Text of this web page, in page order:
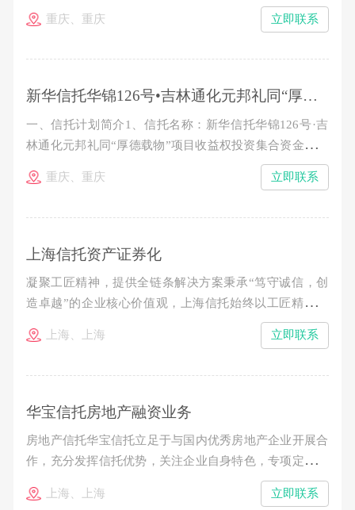
产品期限：1.5年。3、信托规模：4.99亿元，分期发行。
4、预期年收益率：类型 认购金额 期限 预期收益率 信
重庆、重庆 立即联系
新华信托华锦126号•吉林通化元邦礼同“厚德载物”项目收益权投资集合资金信托计划（第三期）推介公告
一、信托计划简介1、信托名称：新华信托华锦126号·吉
林通化元邦礼同“厚德载物”项目收益权投资集合资金信托
计划2、存续期限：从成立日起至2015年11月7日止。3、
本期信托规模：不超过8557万元。4、预期年收益率：
收
重庆、重庆 立即联系
上海信托资产证券化
凝聚工匠精神，提供全链条解决方案秉承“笃守诚信，创
造卓越”的企业核心价值观，上海信托始终以工匠精神打
造资产证券化精品投行业务，立足于公司在资产证券化业
务领域的专业能力和先发优势，逐步构筑起“受托管理-投
上海、上海 立即联系
华宝信托房地产融资业务
房地产信托华宝信托立足于与国内优秀房地产企业开展合
作，充分发挥信托优势，关注企业自身特色，专项定制投
融资计划。华宝信托通过抵质押融资、夹层融资、权益型
融资、房地产信托基金等模式，实现信托机制与企业融资
上海、上海 立即联系